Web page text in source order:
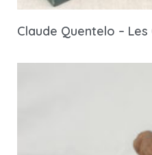
Claude Quentelo –